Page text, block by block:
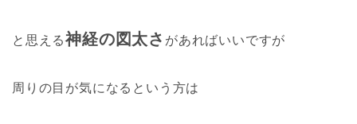
と思える神経の図太さ があればいいですが
周りの目が気になるという方は